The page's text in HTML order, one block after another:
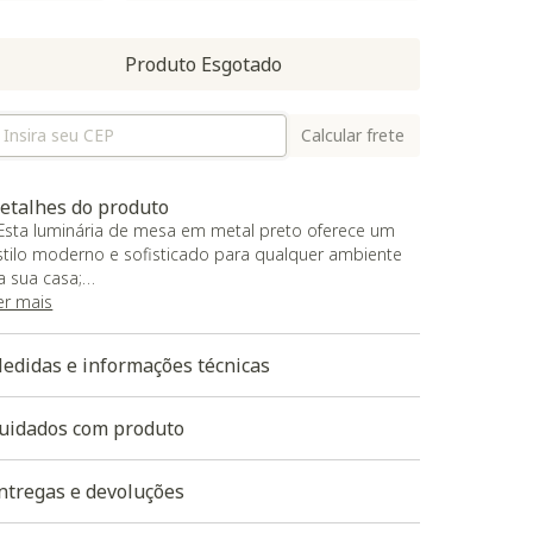
Produto Esgotado
Calcular frete
do produto
luminária de mesa em metal preto oferece um
moderno e sofisticado para qualquer ambiente
sua casa;
design elegante e acabamento premium em
luminária é fácil de montar e vem pronta para
garantindo uma instalação rápida e prática.
mais
e informações técnicas
com produto
e devoluções